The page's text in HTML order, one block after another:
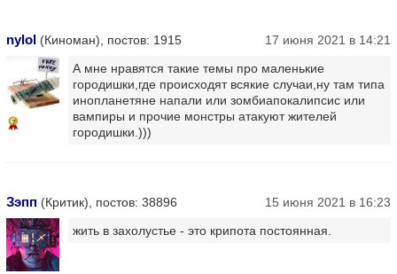
nylol (Киноман), постов: 1915 17 июня 2021 в 14:21
7
А мне нравятся такие темы про маленькие
городишки,где происходят всякие случаи,ну там типа
инопланетяне напали или зомбиапокалипсис или
вампиры и прочие монстры атакуют жителей
городишки.)))
Зэпп (Критик), постов: 38896 15 июня 2021 в 16:23
жить в захолустье - это крипота постоянная.